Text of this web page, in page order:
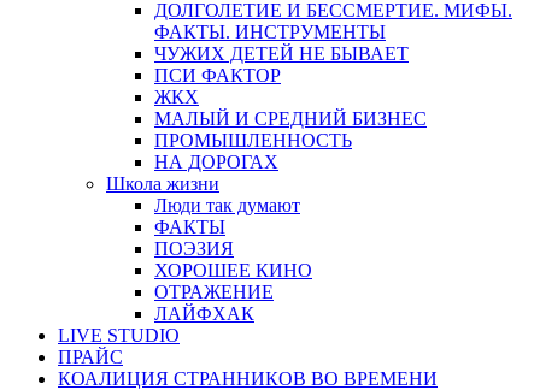
ДОЛГОЛЕТИЕ И БЕССМЕРТИЕ. МИФЫ.
ФАКТЫ. ИНСТРУМЕНТЫ
ЧУЖИХ ДЕТЕЙ НЕ БЫВАЕТ
ПСИ ФАКТОР
ЖКХ
МАЛЫЙ И СРЕДНИЙ БИЗНЕС
ПРОМЫШЛЕННОСТЬ
НА ДОРОГАХ
Школа жизни
Люди так думают
ФАКТЫ
ПОЭЗИЯ
ХОРОШЕЕ КИНО
ОТРАЖЕНИЕ
ЛАЙФХАК
LIVE STUDIO
ПРАЙС
КОАЛИЦИЯ СТРАННИКОВ ВО ВРЕМЕНИ